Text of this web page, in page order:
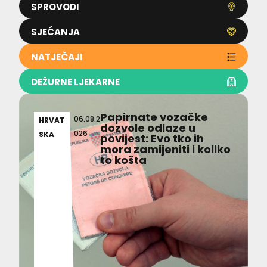
SPROVODI
SJEĆANJA
NATJEČAJI
DEŽURNE LJEKARNE
HRVAT
SKA
06.08.2
026
Papirnate vozačke
dozvole odlaze u
povijest: Evo tko ih
mora zamijeniti i koliko
to košta